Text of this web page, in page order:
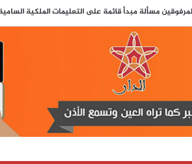
مسألة مبدأ قائمة على التعليمات الملكية